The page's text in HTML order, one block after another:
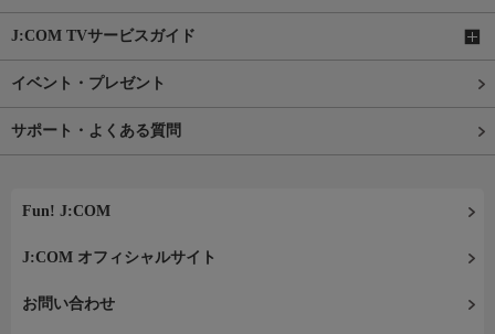
J:COM TVサービスガイド
イベント・プレゼント
サポート・よくある質問
Fun! J:COM
J:COM オフィシャルサイト
お問い合わせ